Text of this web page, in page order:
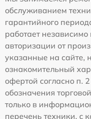
обслуживанием
гарантийного
работает
авторизации от
указанные на сайте,
ознакомительный
офертой согласно п.
обозначения
только в
перечень техники, с